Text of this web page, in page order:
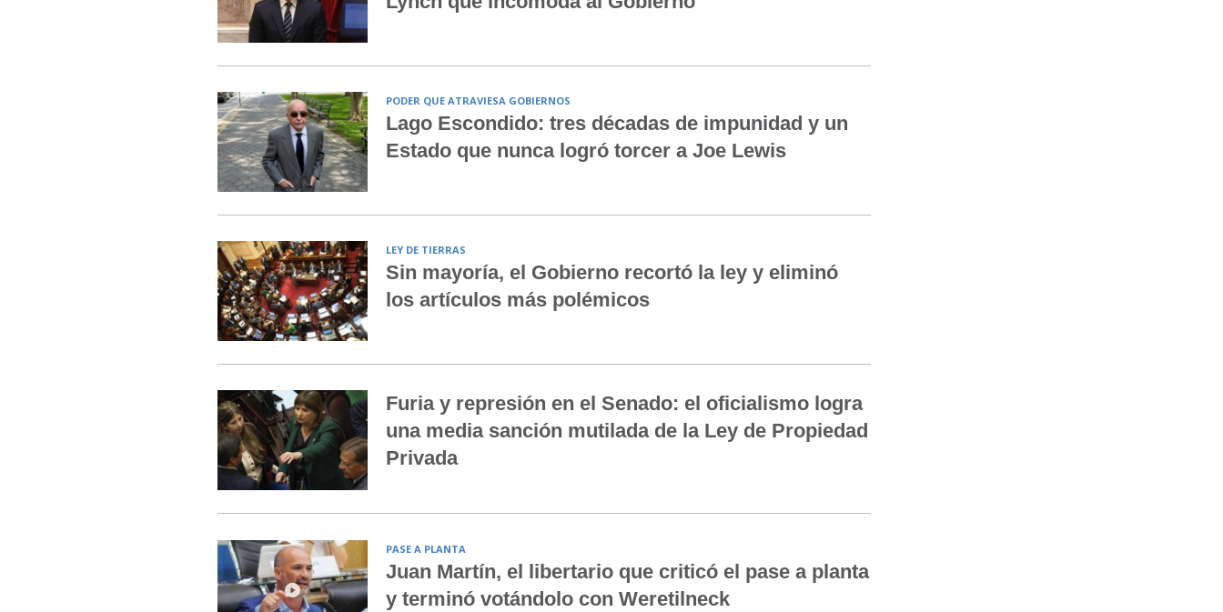
PODER QUE ATRAVIESA GOBIERNOS
Lago Escondido: tres décadas de impunidad y un
Estado que nunca logró torcer a Joe Lewis
LEY DE TIERRAS
Sin mayoría, el Gobierno recortó la ley y eliminó
los artículos más polémicos
Furia y represión en el Senado: el oficialismo logra
una media sanción mutilada de la Ley de Propiedad
Privada
PASE A PLANTA
Juan Martín, el libertario que criticó el pase a planta
y terminó votándolo con Weretilneck